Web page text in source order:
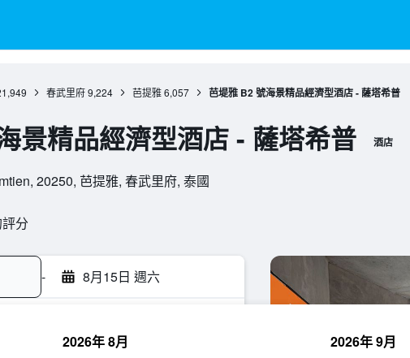
春武里府 9,224 芭提雅 6,057 芭堤雅 B2 號海景精品經濟型酒店 - 薩塔希普
景精品經濟型酒店 - 薩塔希普 酒店
20250, 芭提雅, 春武里府, 泰國
分
- 8月15日 週六
2026年 8月 2026年 9月